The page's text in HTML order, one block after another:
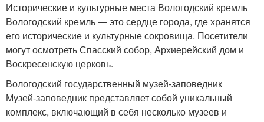
Исторические и культурные места Вологодский кремль
Вологодский кремль — это сердце города, где хранятся
его исторические и культурные сокровища. Посетители
могут осмотреть Спасский собор, Архиерейский дом и
Воскресенскую церковь.
Вологодский государственный музей-заповедник
Музей-заповедник представляет собой уникальный
комплекс, включающий в себя несколько музеев и